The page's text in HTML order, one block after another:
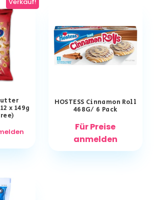
Verkauf!
x 149g
HOSTESS Cinnamon Roll
468G/ 6 Pack
Für Preise
anmelden